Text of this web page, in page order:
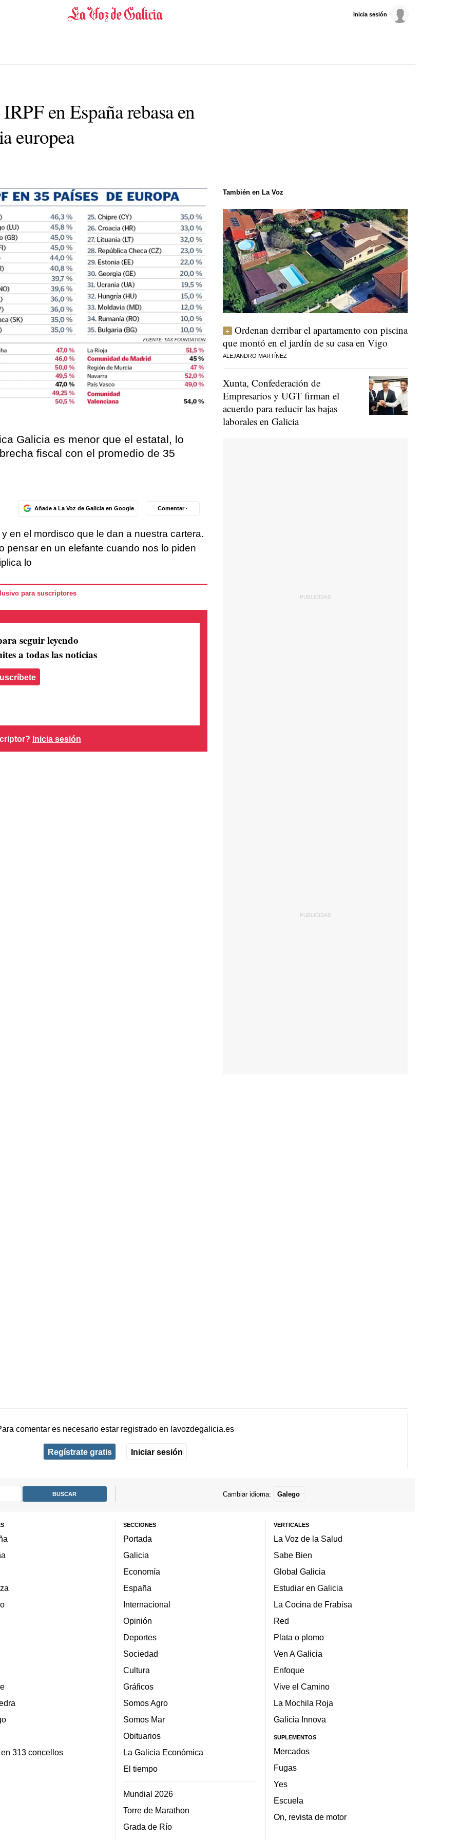
Inicia sesión
en España rebasa en
europea
Galicia es menor que el estatal, lo
fiscal con el promedio de 35
Añade a La Voz de Galicia en Google Comentar ·
en el mordisco que le dan a nuestra cartera.
pensar en un elefante cuando nos lo piden
lo
para suscriptores
seguir leyendo
a todas las noticias
Inicia sesión
También en La Voz
Ordenan derribar el apartamento con piscina
que montó en el jardín de su casa en Vigo
ALEJANDRO MARTÍNEZ
Xunta, Confederación de
Empresarios y UGT firman el
acuerdo para reducir las bajas
laborales en Galicia
comentar es necesario estar registradoen lavozdegalicia.es
Regístrate gratis Iniciar sesión
Cambiar idioma: Galego
313 concellos
SECCIONES
Portada
Galicia
Economía
España
Internacional
Opinión
Deportes
Sociedad
Cultura
Gráficos
Somos Agro
Somos Mar
Obituarios
La Galicia Económica
El tiempo
Mundial 2026
Torre de Marathon
Grada de Río
VERTICALES
La Voz de la Salud
Sabe Bien
Global Galicia
Estudiar en Galicia
La Cocina de Frabisa
Red
Plata o plomo
Ven A Galicia
Enfoque
Vive el Camino
La Mochila Roja
Galicia Innova
SUPLEMENTOS
Mercados
Fugas
Yes
Escuela
On, revista de motor